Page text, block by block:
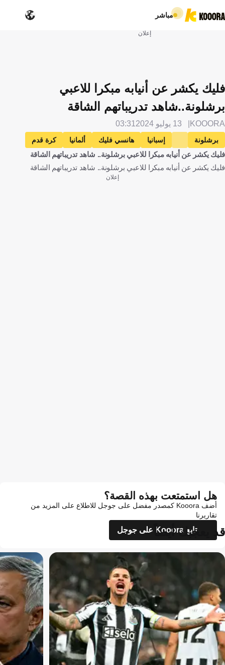
مباشر
إعلان
فليك يكشر عن أنيابه مبكرا للاعبي
برشلونة..شاهد تدريباتهم الشاقة
KOOORA 13 يوليو 2024 03:31
برشلونة إسبانيا هانسي فليك ألمانيا كرة قدم
فليك يكشر عن أنيابه مبكرا للاعبي برشلونة.. شاهد تدريباتهم الشاقة
فليك يكشر عن أنيابه مبكرا للاعبي برشلونة.. شاهد تدريباتهم الشاقة
إعلان
هل استمتعت بهذه القصة؟
أضف Kooora كمصدر مفضل على جوجل للاطلاع على المزيد من
تقاريرنا
تابع Kooora على جوجل
قد يعجبك أيضاً